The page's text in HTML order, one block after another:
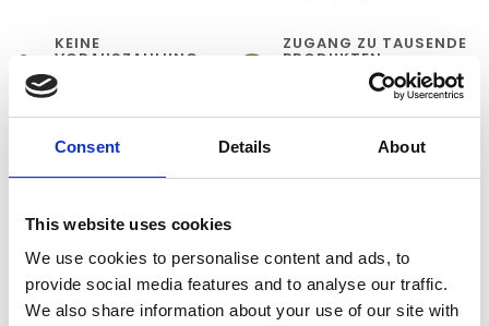
Consent Details About
This website uses cookies
We use cookies to personalise content and ads, to
provide social media features and to analyse our traffic.
We also share information about your use of our site with
KEINE
VORAUSZAHLUNG
Zahlung auf Rechnung
ZUGANG ZU TAUSENDE
PRODUKTEN
Wir liefern fast alles
INFORMATIONEN
UCINET is a program for the analysis of social networks and
other proximity data.
It contains dozens of network analytic routines (e.g.,
centrality measures, dyadic cohesion measures, positional